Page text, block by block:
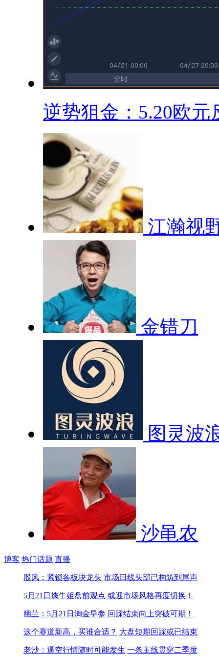
逆势狙金：5.20欧元
江瀚视
金错刀
图灵波
沙黾农
博客 热门话题 直播
股风：紧锁各板块龙头 市场日线头部已构筑到尾声
5月21日擒牛姐盘前观点 或迎市场风格再度切换！
幽兰：5月21日淘金早参 回踩结束向上突破可期！
这个赛道新高，买谁合适？ 大盘短期回踩或已结束
老沙：逼空行情随时可能发生 一条主线贯穿二季度